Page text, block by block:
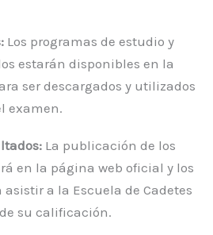
Los programas de estudio y
estarán disponibles en la
ser descargados y utilizados
examen.
La publicación de los
en la página web oficial y los
a la Escuela de Cadetes
su calificación.